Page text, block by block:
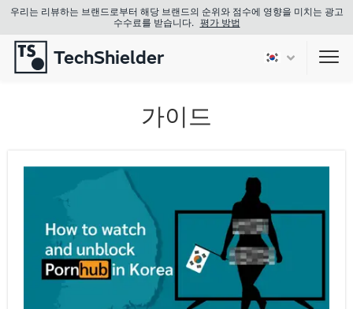
우리는 리뷰하는 브랜드로부터 해당 브랜드의 순위와 점수에 영향을 미치는 광고
수수료를 받습니다. 평가 방법
TechShielder
가이드